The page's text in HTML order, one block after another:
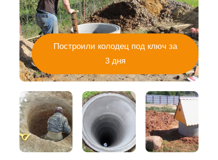
Построили колодец под ключ за
3 дня